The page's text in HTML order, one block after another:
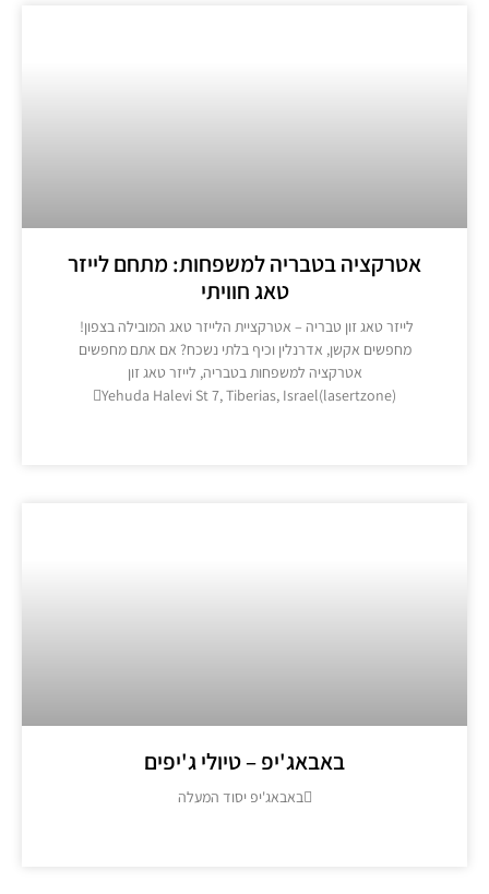
אטרקציה בטבריה למשפחות: מתחם לייזר
טאג חוויתי
​לייזר טאג זון טבריה – אטרקציית הלייזר טאג המובילה בצפון! ​
מחפשים אקשן, אדרנלין וכיף בלתי נשכח? אם אתם מחפשים
אטרקציה למשפחות בטבריה, לייזר טאג זון
Yehuda Halevi St 7, Tiberias, Israel(lasertzone)
באבאג'יפ – טיולי ג'יפים
באבאג'יפ יסוד המעלה